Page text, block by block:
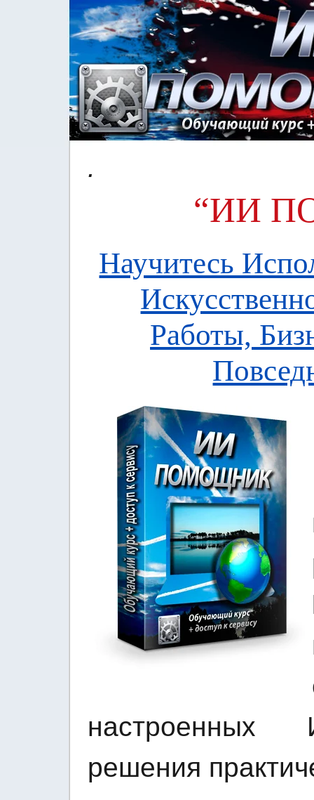
.
“ИИ
Научитесь
Работы,
настроенных
решения